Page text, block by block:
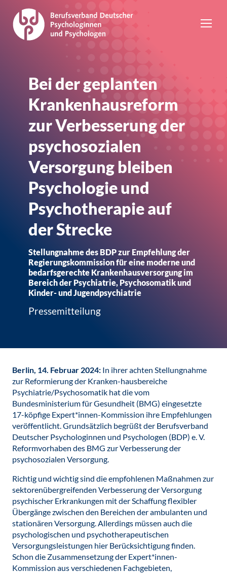
Bei der geplanten
Krankenhausreform
zur Verbesserung der
psychosozialen
Versorgung bleiben
Psychologie und
Psychotherapie auf
der Strecke
Stellungnahme des BDP zur Empfehlung der
Regierungskommission für eine moderne und
bedarfsgerechte Krankenhausversorgung im
Bereich der Psychiatrie, Psychosomatik und
Kinder- und Jugendpsychiatrie
Pressemitteilung
Berlin, 14. Februar 2024: In ihrer achten Stellungnahme
zur Reformierung der Kranken-hausbereiche
Psychiatrie/Psychosomatik hat die vom
Bundesministerium für Gesundheit (BMG) eingesetzte
17-köpfige Expert*innen-Kommission ihre Empfehlungen
veröffentlicht. Grundsätzlich begrüßt der Berufsverband
Deutscher Psychologinnen und Psychologen (BDP) e. V.
Reformvorhaben des BMG zur Verbesserung der
psychosozialen Versorgung.
Richtig und wichtig sind die empfohlenen Maßnahmen zur
sektorenübergreifenden Verbesserung der Versorgung
psychischer Erkrankungen mit der Schaffung flexibler
Übergänge zwischen den Bereichen der ambulanten und
stationären Versorgung. Allerdings müssen auch die
psychologischen und psychotherapeutischen
Versorgungsleistungen hier Berücksichtigung finden.
Schon die Zusammensetzung der Expert*innen-
Kommission aus verschiedenen Fachgebieten,